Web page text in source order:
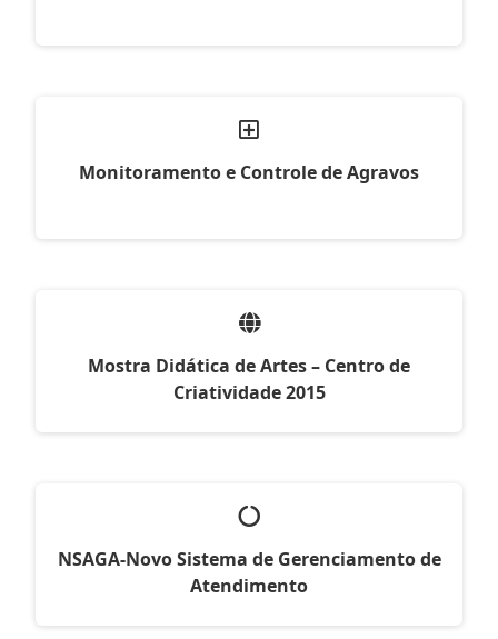
Monitoramento e Controle de Agravos
Mostra Didática de Artes – Centro de
Criatividade 2015
NSAGA-Novo Sistema de Gerenciamento de
Atendimento